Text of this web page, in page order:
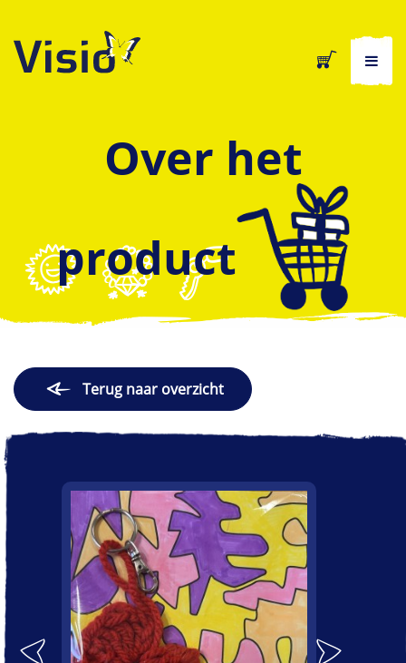
Over het
product
Terug naar overzicht